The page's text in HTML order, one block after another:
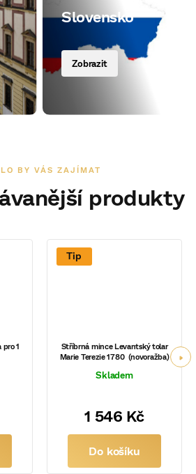
Slovensko
Zobrazit
produkty
pro 1
Tip
Stříbrná mince Levantský tolar
Marie Terezie 1780 (novoražba)
Skladem
1 546 Kč
Do košíku